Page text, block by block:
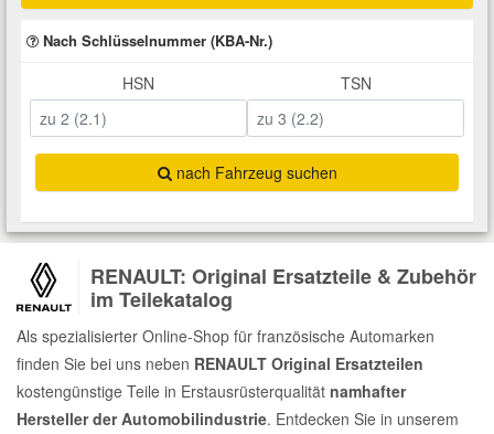
Nach Schlüsselnummer (KBA-Nr.)
HSN TSN
nach Fahrzeug suchen
RENAULT: Original Ersatzteile & Zubehör
im Teilekatalog
Als spezialisierter Online-Shop für französische Automarken
finden Sie bei uns neben RENAULT Original Ersatzteilen
kostengünstige Teile in Erstausrüsterqualität namhafter
Hersteller der Automobilindustrie. Entdecken Sie in unserem
Heizung und Klimaanlage
Kraftstoffsystem
Kühlung
Motor
Reiniger
Rostlöser
Schmiermittel
Fahrwerk Werkzeuge
Halterung Abgasstrang
Kfz Spezialwerkzeuge
Leitungsverbinder
Motortechnik Werkzeuge
Kfz-Pflege
Kofferraumwanne
Marderschutz
Nachrüstwischer
Pannenhilfe
VW Ersatzteile
Abarth Ersatzteile
Alfa Romeo Ersatzteile
Audi Ersatzteile
BMW Ersatzteile
Chevrolet Ersatzteile
Chrysler Ersatzteile